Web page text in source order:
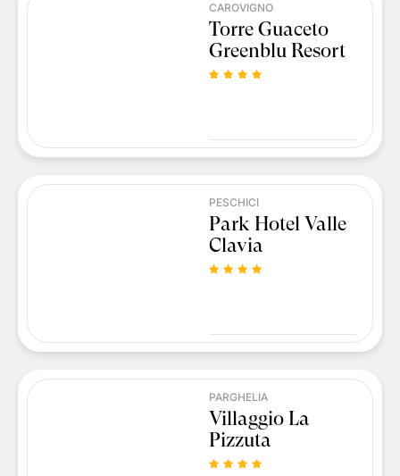
CAROVIGNO
Torre Guaceto
Greenblu Resort
PESCHICI
Park Hotel Valle
Clavia
PARGHELIA
Villaggio La
Pizzuta